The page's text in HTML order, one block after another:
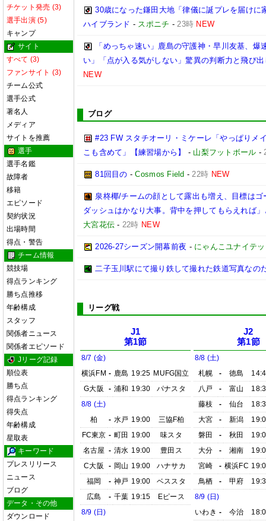
チケット発売 (3)
選手出演 (5)
キャンプ
サイト
すべて (3)
ファンサイト (3)
チーム公式
選手公式
著名人
メディア
サイトを推薦
選手
選手名鑑
故障者
移籍
エピソード
契約状況
出場時間
得点・警告
チーム情報
競技場
得点ランキング
勝ち点推移
年齢構成
スタッフ
関係者ニュース
関係者エピソード
Jリーグ記録
順位表
勝ち点
得点ランキング
得失点
年齢構成
星取表
キーワード
プレスリリース
ニュース
ブログ
データ・その他
ダウンロード
30歳になった鎌田大地「律儀に誕プレを届け
ハイブランド - スポニチ -23時 NEW
「めっちゃ速い」鹿島の守護神・早川友基、
い」「点が入る気がしない」驚異の判断力と飛び
NEW
ブログ
#23 FW スタチオーリ・ミケーレ「やっぱりメ
こも含めて」【練習場から】
- 山梨フットボール -
81回目の -Cosmos Field -22時 NEW
泉柊椰/チームの顔として露出も増え、目標は
ダッシュはかなり大事。背中を押してもらえれば
大宮花伝 - 22時 NEW
2026‐27シーズン開幕前夜 - にゃんこユナイテ
二子玉川駅にて撮り鉄して撮れた鉄道写真なの
リーグ戦
J1
第1節
8/7 (金)
横浜FM - 鹿島 19:25 MUFG国立
G大阪
- 浦和 19:30
パナスタ
8/8 (土)
柏
- 水戸 19:00
三協F柏
FC東京 - 町田 19:00
味スタ
名古屋 - 清水 19:00
豊田ス
C大阪
- 岡山 19:00
ハナサカ
福岡
- 神戸 19:00
ベススタ
広島
- 千葉 19:15
Eピース
8/9 (日)
J2
第1節
8/8 (土)
札幌
- 徳島
八戸
- 富山
藤枝
- 仙台
大宮
- 新潟
磐田
- 秋田
大分
- 湘南
宮崎
- 横浜FC
鳥栖
- 甲府
8/9 (日)
いわき - 今治